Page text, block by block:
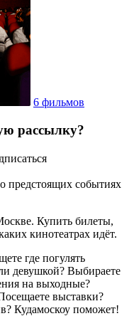
6 фильмов
рассылку?
предстоящих событиях
Купить билеты,
кинотеатрах идёт.
где погулять
девушкой? Выбираете
на выходные?
выставки?
Кудамоскоу поможет!